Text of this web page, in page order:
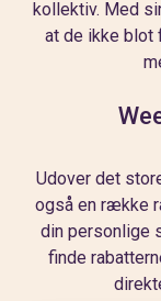
kollektiv. Med
at de ikke blot
Udover det
også en række
din personlige
finde